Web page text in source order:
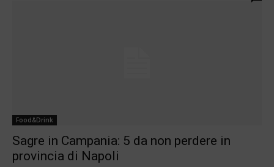
Food&Drink
Sagre in Campania: 5 da non perdere in
provincia di Napoli